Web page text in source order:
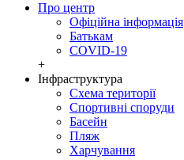
Про центр
Офіційна інформація
Батькам
COVID-19
+
Інфраструктура
Cхема території
Спортивні споруди
Басейн
Пляж
Харчування